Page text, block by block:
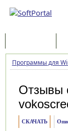
Программы для
Отзывы
СКАЧАТЬ